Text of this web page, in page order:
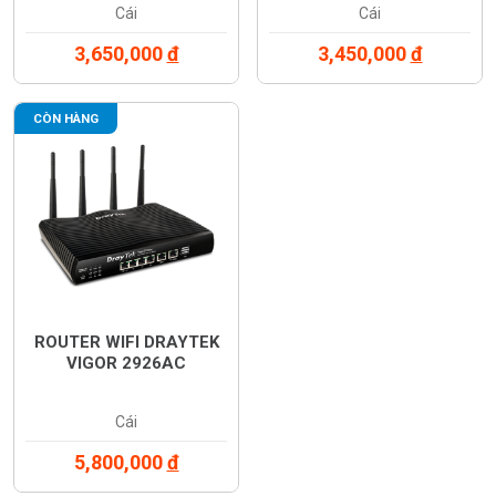
Chuyển mạch dự phòng (Failover)khi 1 đường truyền
Hệ thống VPN mạnh mẽ
Hỗ trợ lên đến
PPTP, L2TP và SSL VPN
Bảo mật cao, kết nối từ xa dễ dàng giữa chi nhánh và trụ
sở chính
Tích hợpCentral VPN Management
Firewall bảo mật cao cấp
theo địa chỉ IP, URL, từ khóa
Ngăn chặn tấn công
Hỗ trợ tường lửa theo chính sách người dùng
Cái
3,650,000đ
Cái
3,450,000đ
CÒN HÀNG
ROUTER WIFI DRAYTEK
VIGOR 2926AC
Cái
5,800,000đ